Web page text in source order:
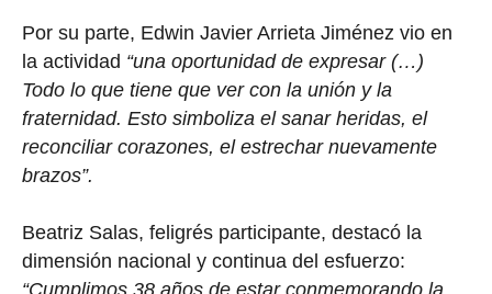
Por su parte, Edwin Javier Arrieta Jiménez vio en
la actividad “una oportunidad de expresar (…)
Todo lo que tiene que ver con la unión y la
fraternidad. Esto simboliza el sanar heridas, el
reconciliar corazones, el estrechar nuevamente
brazos”.
Beatriz Salas, feligrés participante, destacó la
dimensión nacional y continua del esfuerzo:
“Cumplimos 38 años de estar conmemorando la